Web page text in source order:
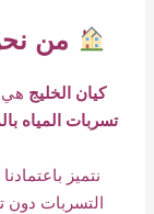
من
كيان الخليج
تسربات المياه
نتميز
التسربات دون